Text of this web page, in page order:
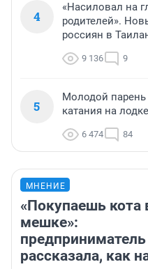
4
«Насиловал на
родителей».
россиян в
9 136 9
5
Молодой парень
катания на
6 474 84
МНЕНИЕ
«Покупаешь кота
мешке»:
предприниматель
рассказала, как